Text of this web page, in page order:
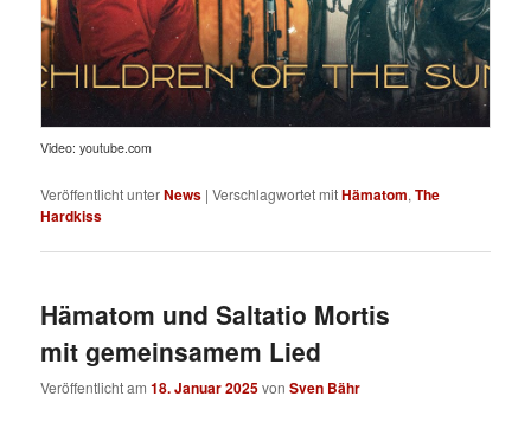
Video: youtube.com
Veröffentlicht unterNews |Verschlagwortet mitHämatom,The
Hardkiss
Hämatom und Saltatio Mortis
mit gemeinsamem Lied
Veröffentlicht am18. Januar 2025vonSven Bähr